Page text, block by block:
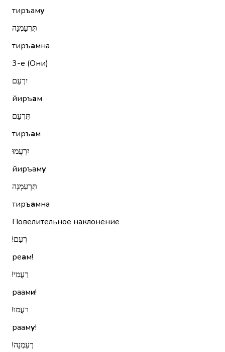
тиръаму
תִּרְעַמְנָה
тиръамна
3-е (Они)
יִרְעַם
йиръам
תִּרְעַם
тиръам
יִרְעֲמוּ
йиръаму
תִּרְעַמְנָה
тиръамна
Повелительное наклонение
רְעַם!‏
реам!
רַעֲמִי!‏
раами!
רַעֲמוּ!‏
рааму!
רְעַמְנָה!‏